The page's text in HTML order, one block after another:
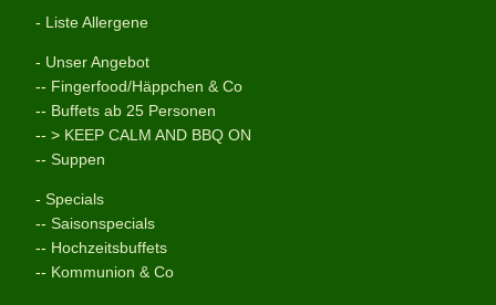
- Liste Allergene
- Unser Angebot
-- Fingerfood/Häppchen & Co
-- Buffets ab 25 Personen
-- > KEEP CALM AND BBQ ON
--Suppen
-Specials
--Saisonspecials
-- Hochzeitsbuffets
-- Kommunion & Co